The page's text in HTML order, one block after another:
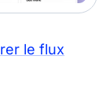
le flux